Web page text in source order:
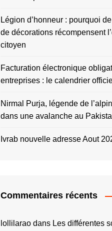
Légion d’honneur : pourquoi
de décorations récompensent
citoyen
Facturation électronique
entreprises : le calendrier
Nirmal Purja, légende de
dans une avalanche au
Ivrab nouvelle adresse Aout
Commentaires récents
lollilarao dans Les différentes